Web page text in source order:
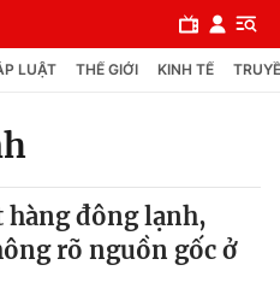
LUẬT THẾ GIỚI KINH TẾ
hàng đông lạnh,
rõ nguồn gốc ở